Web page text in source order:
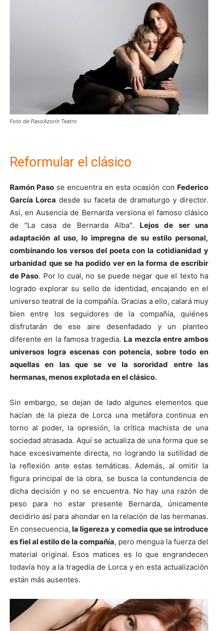
Foto de PasoAzorín Teatro
Reformular el clásico
Ramón Paso se encuentra en esta ocasión con Federico
García Lorca desde su faceta de dramaturgo y director.
Así, en Ausencia de Bernarda versiona el famoso clásico
de "La casa de Bernarda Alba". Lejos de ser una
adaptación al uso, lo impregna de su estilo personal,
combinando los versos del poeta con la cotidianidad y
urbanidad que se ha podido ver en la forma de escribir
de Paso. Por lo cual, no se puede negar que el texto ha
logrado explorar su sello de identidad, encajando en el
universo teatral de la compañía. Gracias a ello, calará muy
bien entre los seguidores de la compañía, quiénes
disfrutarán de ese aire desenfadado y un planteo
diferente en la famosa tragedia. La mezcla entre ambos
universos logra escenas con potencia, sobre todo en
aquellas en las que se ve la sororidad entre las
hermanas, menos explotada en el clásico.
Sin embargo, se dejan de lado algunos elementos que
hacían de la pieza de Lorca una metáfora continua en
torno al poder, la opresión, la crítica machista de una
sociedad atrasada. Aquí se actualiza de una forma que se
hace excesivamente directa, no logrando la sutilidad de
la reflexión ante estas temáticas. Además, al omitir la
figura principal de la obra, se busca la contundencia de
dicha decisión y no se encuentra. No hay una razón de
peso para no estar presente Bernarda, únicamente
decidirlo así para ahondar en la relación de las hermanas.
En consecuencia,la ligereza y comedia que se introduce
es fiel al estilo de la compañía, pero mengua la fuerza del
material original. Esos matices es lo que engrandecen
todavía hoy a la tragedia de Lorca y en esta actualización
están más ausentes.